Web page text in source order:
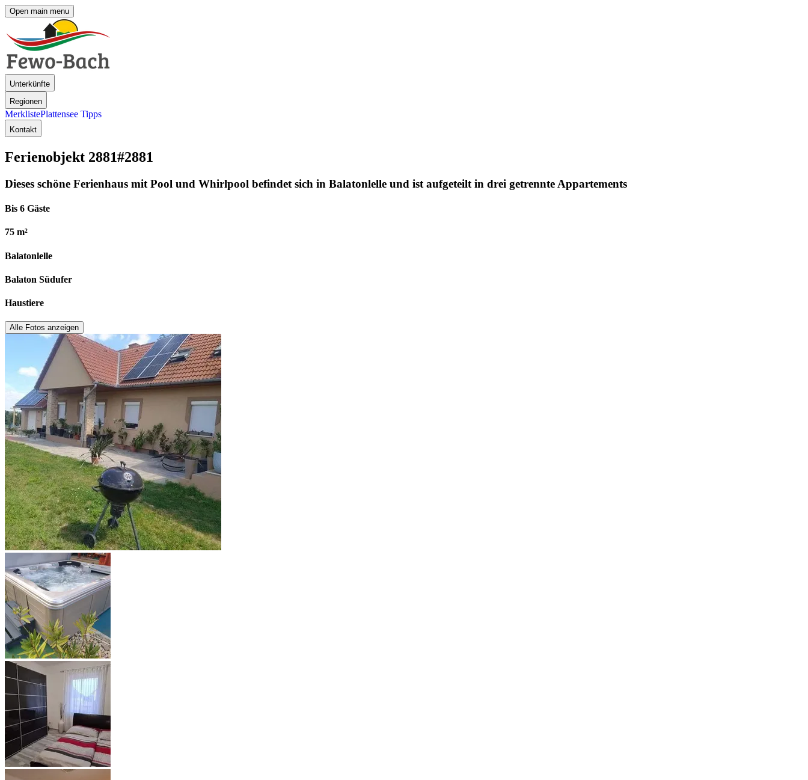
Open main menu
Unterkünfte
Regionen
MerklistePlattensee Tipps
Kontakt
Ferienobjekt 2881#2881
Dieses schöne Ferienhaus mit Pool und Whirlpool befindet sich in Balatonlelle und ist aufgeteilt in drei getrennte Appartements
Bis 6 Gäste
75 m²
Balatonlelle
Balaton Südufer
Haustiere
Alle Fotos anzeigen